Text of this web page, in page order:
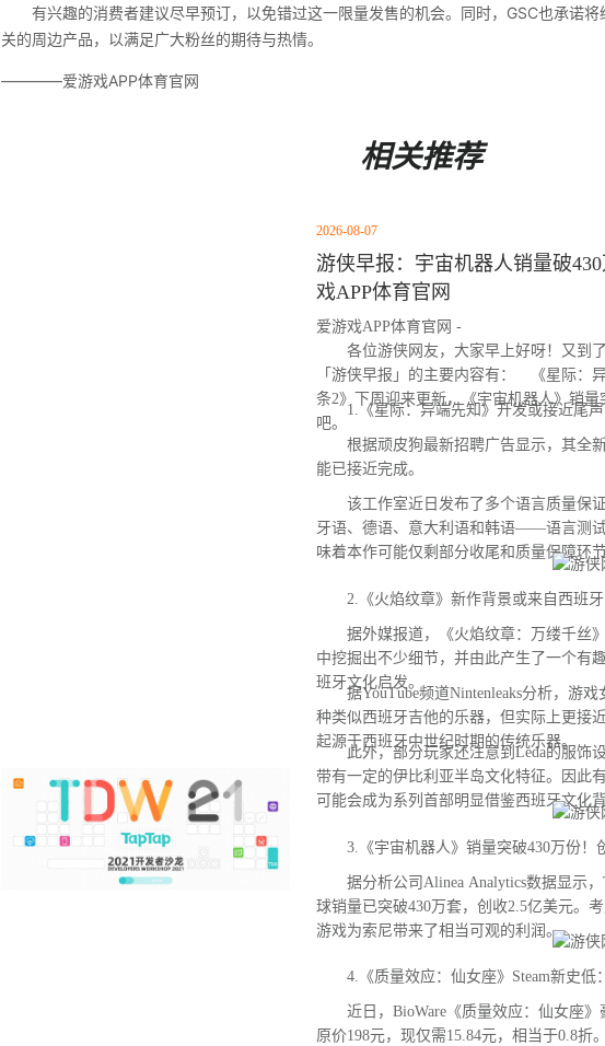
有兴趣的消费者建议尽早预订，以免错过这一限量发售的机会。同时，GSC也承诺将
关的周边产品，以满足广大粉丝的期待与热情。
————爱游戏APP体育官网
相关推荐
2026-08-07
游侠早报：宇宙机器人销量破
戏APP体育官网
爱游戏APP体育官网 -
各位游侠网友，大家早上好呀！又到了
「游侠早报」的主要内容有： 《星际：
条2》下周迎来更新，《宇宙机器人》销
吧。
1.《星际：异端先知》开发或接近尾声
根据顽皮狗最新招聘广告显示，其全新
能已接近完成。
该工作室近日发布了多个语言质量保证
牙语、德语、意大利语和韩语——语言测
味着本作可能仅剩部分收尾和质量保障环节
2.《火焰纹章》新作背景或来自西班牙
据外媒报道，《火焰纹章：万缕千丝》
中挖掘出不少细节，并由此产生了一个有
班牙文化启发。
据YouTube频道Nintenleaks分析，游戏
种类似西班牙吉他的乐器，但实际上更接
起源于西班牙中世纪时期的传统乐器。
此外，部分玩家还注意到Leda的服饰设
带有一定的伊比利亚半岛文化特征。因此
可能会成为系列首部明显借鉴西班牙文化
3.《宇宙机器人》销量突破430万份！
据分析公司Alinea Analytics数据显示，
球销量已突破430万套，创收2.5亿美元。
游戏为索尼带来了相当可观的利润。
4.《质量效应：仙女座》Steam新史低：
近日，BioWare《质量效应：仙女座》
原价198元，现仅需15.84元，相当于0.8折